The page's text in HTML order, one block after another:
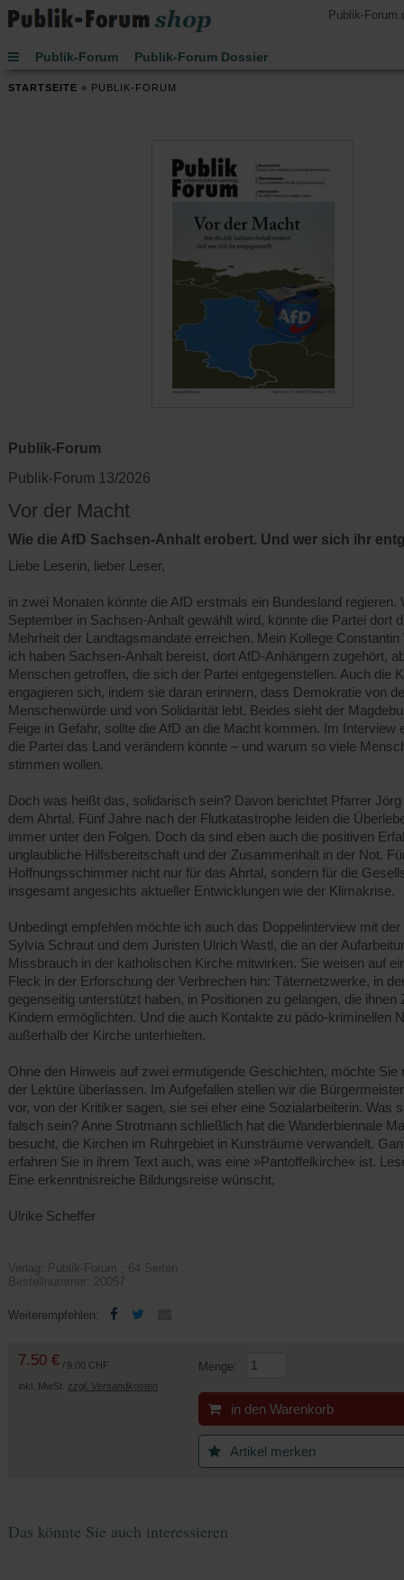
Publik-
Publik-Forum
Publik-Forum Dossier
Publik-Forum EXTRA
Publik-Forum Edition
JETZT-Uhr von Leo Zogmayer
Kinder
STARTSEITE » PUBLIK-FORUM
Publik-Forum
Publik-Forum 13/2026
Vor der Macht
Wie die AfD Sachsen-Anhalt erobert. Und wer sich ihr
Liebe Leserin, lieber Leser,
in zwei Monaten könnte die AfD erstmals ein Bundesland regieren.
September in Sachsen-Anhalt gewählt wird, könnte die Partei dort
Mehrheit der Landtagsmandate erreichen. Mein Kollege
ich haben Sachsen-Anhalt bereist, dort AfD-Anhängern zugehört,
Menschen getroffen, die sich der Partei entgegenstellen. Auch die
engagieren sich, indem sie daran erinnern, dass Demokratie von
Menschenwürde und von Solidarität lebt. Beides sieht der
Feige in Gefahr, sollte die AfD an die Macht kommen. Im Interview
die Partei das Land verändern könnte – und warum so viele
stimmen wollen.
Doch was heißt das, solidarisch sein? Davon berichtet Pfarrer
dem Ahrtal. Fünf Jahre nach der Flutkatastrophe leiden die
immer unter den Folgen. Doch da sind eben auch die positiven
unglaubliche Hilfsbereitschaft und der Zusammenhalt in der Not.
Hoffnungsschimmer nicht nur für das Ahrtal, sondern für die
insgesamt angesichts aktueller Entwicklungen wie der Klimakrise.
Unbedingt empfehlen möchte ich auch das Doppelinterview mit
Sylvia Schraut und dem Juristen Ulrich Wastl, die an der
Missbrauch in der katholischen Kirche mitwirken. Sie weisen auf
Fleck in der Erforschung der Verbrechen hin: Täternetzwerke, in
gegenseitig unterstützt haben, in Positionen zu gelangen, die ihnen
Kindern ermöglichten. Und die auch Kontakte zu pädo-kriminellen
außerhalb der Kirche unterhielten.
Ohne den Hinweis auf zwei ermutigende Geschichten, möchte Sie
der Lektüre überlassen. Im Aufgefallen stellen wir die
vor, von der Kritiker sagen, sie sei eher eine Sozialarbeiterin. Was
falsch sein? Anne Strotmann schließlich hat die Wanderbiennale
besucht, die Kirchen im Ruhrgebiet in Kunsträume verwandelt.
erfahren Sie in ihrem Text auch, was eine »Pantoffelkirche« ist.
Eine erkenntnisreiche Bildungsreise wünscht,
Ulrike Scheffer
Verlag: Publik-Forum ; 64 Seiten
Bestellnummer: 20057
Weiterempfehlen:
(Öffnet
7.50 € / 9.00 CHF
inkl. MwSt. zzgl. Versandkosten
Menge:
in den Warenkorb
Artikel merken
Das könnte Sie auch interessieren